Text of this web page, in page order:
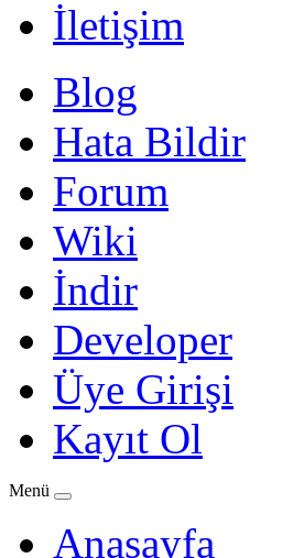
İletişim
Blog
Hata Bildir
Forum
Wiki
İndir
Developer
Üye Girişi
Kayıt Ol
Menü
Anasayfa